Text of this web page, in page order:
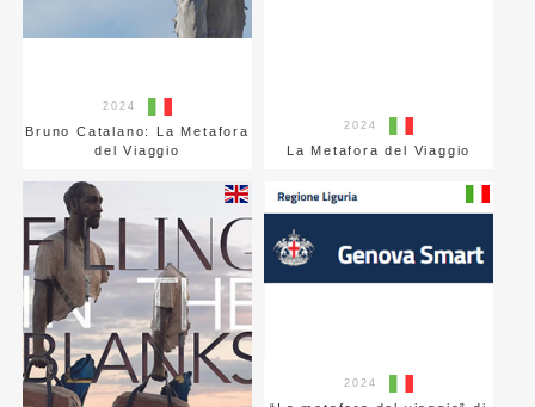
2024
Bruno Catalano: La Metafora
del Viaggio
2024
La Metafora del Viaggio
2024